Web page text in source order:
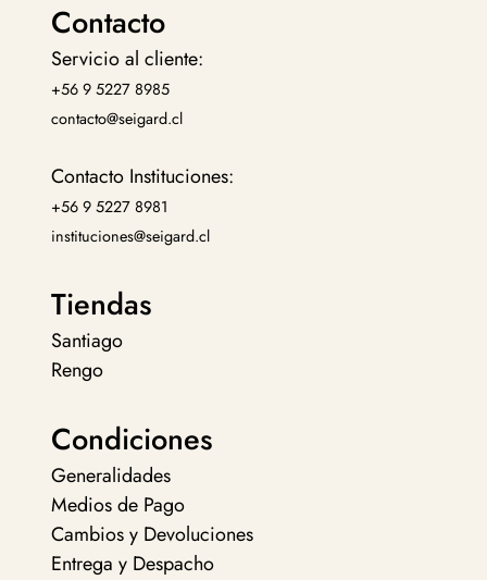
Contacto
Servicio al cliente:
+56 9 5227 8985
contacto@seigard.cl
Contacto Instituciones:
+56 9 5227 8981
instituciones@seigard.cl
Tiendas
Santiago
Rengo
Condiciones
Generalidades
Medios de Pago
Cambios y Devoluciones
Entrega y Despacho